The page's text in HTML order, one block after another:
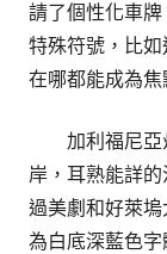
請了個性化車
特殊符號，比
在哪都能成為焦
加利福尼亞
岸，耳熟能詳
過美劇和好萊
為白底深藍色